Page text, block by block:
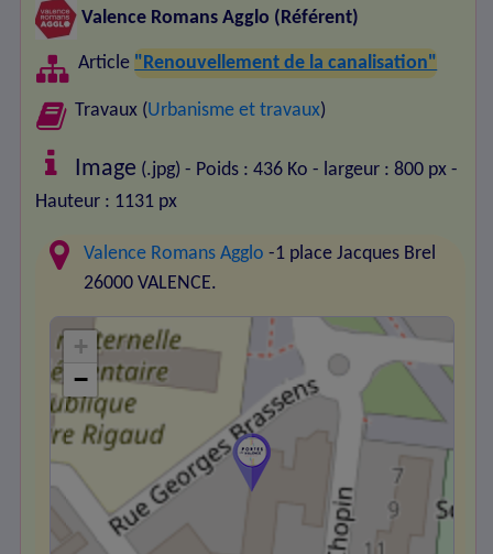
Valence Romans Agglo (Référent)
Article "Renouvellement de la canalisation"
Travaux (Urbanisme et travaux)
Image (.jpg) - Poids : 436 Ko - largeur : 800 px -
Hauteur : 1131 px
Valence Romans Agglo -1 place Jacques Brel
26000 VALENCE.
+
−